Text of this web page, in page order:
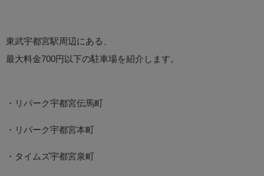
東武宇都宮駅周辺にある、
最大料金700円以下の駐車場を紹介します。
・リパーク宇都宮伝馬町
・リパーク宇都宮本町
・タイムズ宇都宮泉町